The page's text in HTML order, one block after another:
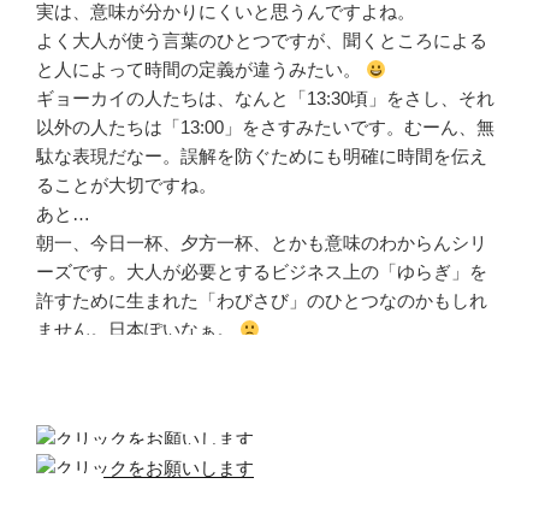
実は、意味が分かりにくいと思うんですよね。
よく大人が使う言葉のひとつですが、聞くところによる
と人によって時間の定義が違うみたい。
ギョーカイの人たちは、なんと「13:30頃」をさし、それ
以外の人たちは「13:00」をさすみたいです。むーん、無
駄な表現だなー。誤解を防ぐためにも明確に時間を伝え
ることが大切ですね。
あと…
朝一、今日一杯、夕方一杯、とかも意味のわからんシリ
ーズです。大人が必要とするビジネス上の「ゆらぎ」を
許すために生まれた「わびさび」のひとつなのかもしれ
ません。日本ぽいなぁ。